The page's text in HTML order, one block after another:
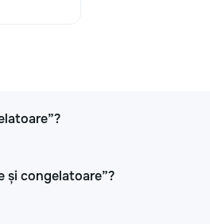
și congelatoare”?